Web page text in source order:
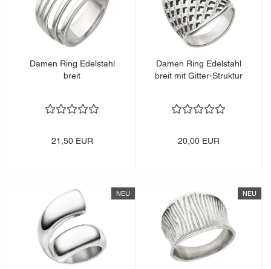
Damen Ring Edelstahl
breit
21,50 EUR
Damen Ring Edelstahl
breit mit Gitter-Struktur
20,00 EUR
NEU NEU